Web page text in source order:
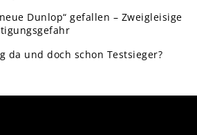
Dunlop“ gefallen – Zweigleisige
da und doch schon Testsieger?